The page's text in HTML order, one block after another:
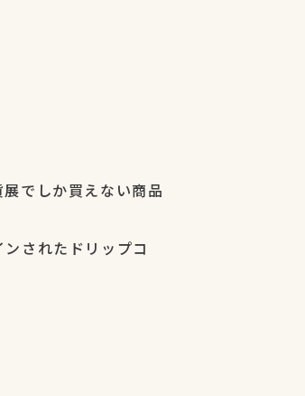
でしか買えない商品
されたドリップコ